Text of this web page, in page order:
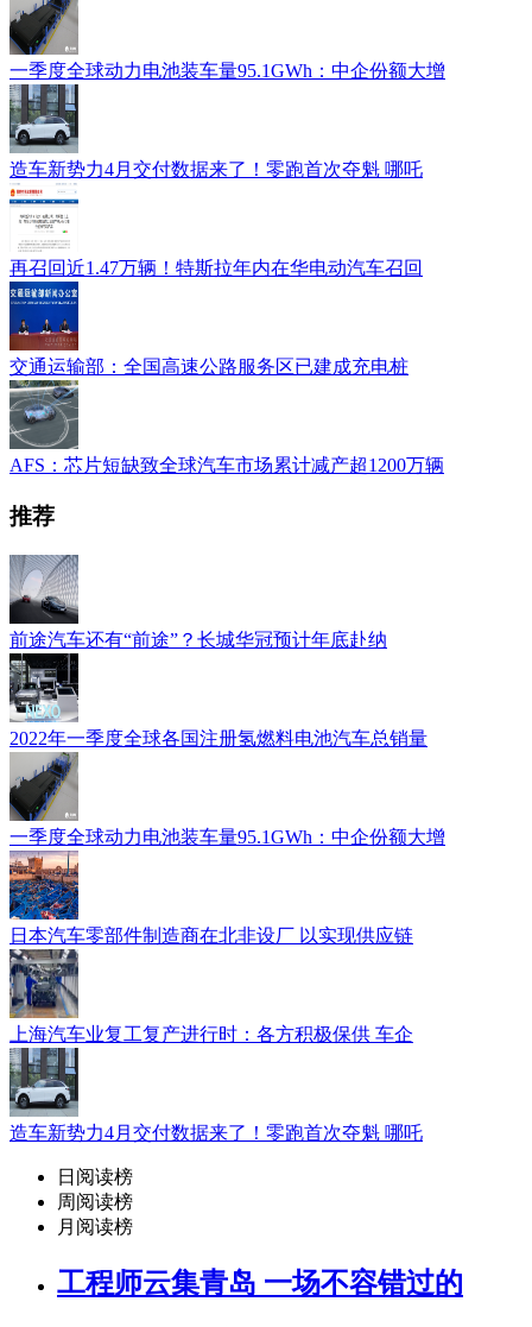
一季度全球动力电池装车量95.1GWh：中企份额大增
造车新势力4月交付数据来了！零跑首次夺魁 哪吒
再召回近1.47万辆！特斯拉年内在华电动汽车召回
交通运输部：全国高速公路服务区已建成充电桩
AFS：芯片短缺致全球汽车市场累计减产超1200万辆
推荐
前途汽车还有“前途”？长城华冠预计年底赴纳
2022年一季度全球各国注册氢燃料电池汽车总销量
一季度全球动力电池装车量95.1GWh：中企份额大增
日本汽车零部件制造商在北非设厂 以实现供应链
上海汽车业复工复产进行时：各方积极保供 车企
造车新势力4月交付数据来了！零跑首次夺魁 哪吒
日阅读榜
周阅读榜
月阅读榜
工程师云集青岛 一场不容错过的